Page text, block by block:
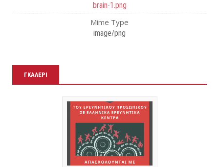
brain-1.png
Mime Type
image/png
ΓΚΑΛΕΡΊ